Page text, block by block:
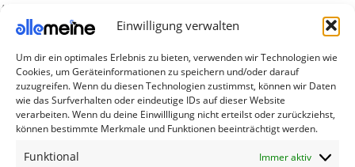
Einwilligung verwalten
Um dir ein optimales Erlebnis zu bieten, verwenden wir Technologien wie
Cookies, um Geräteinformationen zu speichern und/oder darauf
zuzugreifen. Wenn du diesen Technologien zustimmst, können wir Daten
wie das Surfverhalten oder eindeutige IDs auf dieser Website
verarbeiten. Wenn du deine Einwillligung nicht erteilst oder zurückziehst,
können bestimmte Merkmale und Funktionen beeinträchtigt werden.
Funktional Immer aktiv
Airpod Zubehör
Gamingsachen
Useful Links
Aktionen
Blog